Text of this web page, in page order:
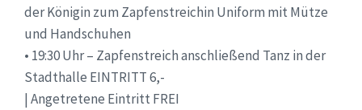
der Königin zum Zapfenstreichin Uniform mit Mütze
und Handschuhen
• 19:30 Uhr – Zapfenstreich anschließend Tanz in der
Stadthalle EINTRITT 6,-
| Angetretene Eintritt FREI